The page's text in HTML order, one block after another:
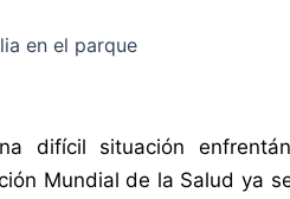
difícil situación
Mundial de la Salud ya